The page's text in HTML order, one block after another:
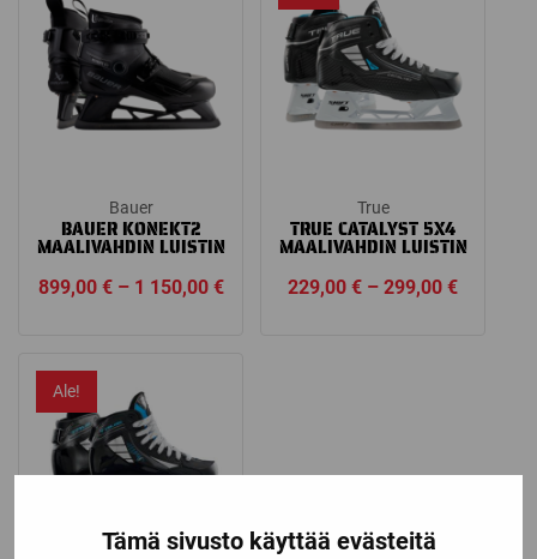
Tämä sivusto käyttää evästeitä
Bauer
BAUER KONEKT2
MAALIVAHDIN LUISTIN
899,00 € – 1 150,00 €Price
True
TRUE CATALYST 5X4
MAALIVAHDIN LUISTIN
229,00€ – 299,00€Price
Ale!